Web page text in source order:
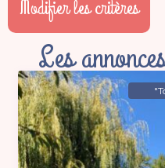
Modifier les critères
Les